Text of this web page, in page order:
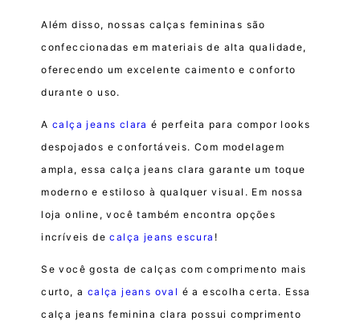
Além disso, nossas calças femininas são
confeccionadas em materiais de alta qualidade,
oferecendo um excelente caimento e conforto
durante o uso.
Acalça jeans clara é perfeita para compor looks
despojados e confortáveis. Com modelagem
ampla, essa calça jeans clara garante um toque
moderno e estiloso à qualquer visual. Em nossa
loja online, você também encontra opções
incríveis decalça jeans escura !
Se você gosta de calças com comprimento mais
curto, a calça jeans oval é a escolha certa. Essa
calça jeans feminina clara possui comprimento